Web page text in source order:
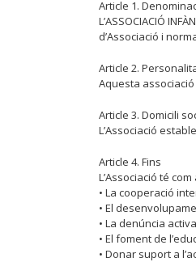
Article 1.
L’ASSOCIACIÓ
d’Associació i
Article 2.
Aquesta
Article 3. Domicili
L’Associació
Article 4. Fins
L’Associació té
• La cooperació
• El
• La denúncia
• El foment de
• Donar suport a